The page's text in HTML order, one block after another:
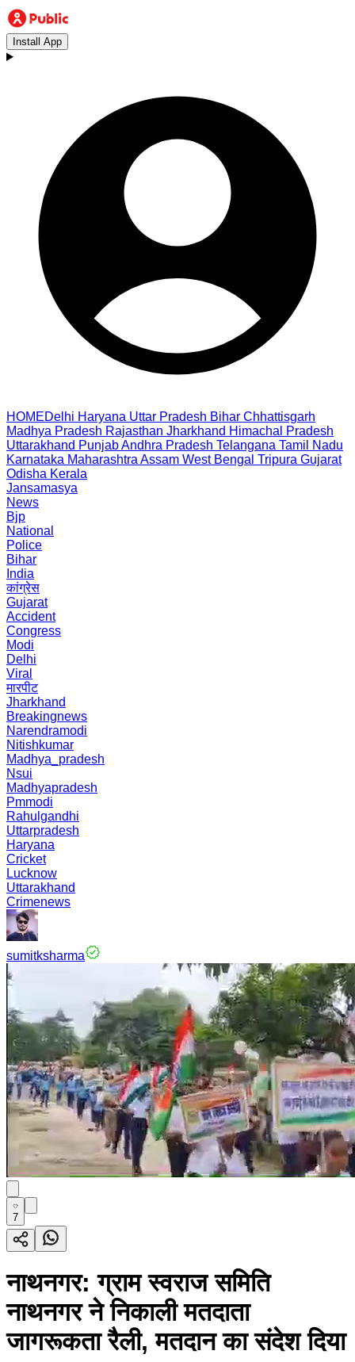
Install App
HOMEDelhi Haryana Uttar Pradesh Bihar Chhattisgarh
Madhya Pradesh Rajasthan Jharkhand Himachal Pradesh
Uttarakhand PunjabAndhra Pradesh Telangana Tamil Nadu
Karnataka Maharashtra Assam West Bengal Tripura Gujarat
Odisha Kerala
Jansamasya
News
Bjp
National
Police
Bihar
India
कांग्रेस
Gujarat
Accident
Congress
Modi
Delhi
Viral
मारपीट
Jharkhand
Breakingnews
Narendramodi
Nitishkumar
Madhya_pradesh
Nsui
Madhyapradesh
Pmmodi
Rahulgandhi
Uttarpradesh
Haryana
Cricket
Lucknow
Uttarakhand
Crimenews
sumitksharma
7
नाथनगर: ग्राम स्वराज समिति
नाथनगर ने निकाली मतदाता
जागरूकता रैली, मतदान का संदेश दिया